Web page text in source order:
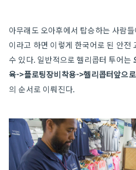
아무래도 오아후에서 탑승하는 사람
이라고 하면 이렇게 한국어로 된 안전
수 있다. 일반적으로 헬리콥터 투어는
육->플로팅장비착용->헬리콥터앞으
의 순서로 이뤄진다.